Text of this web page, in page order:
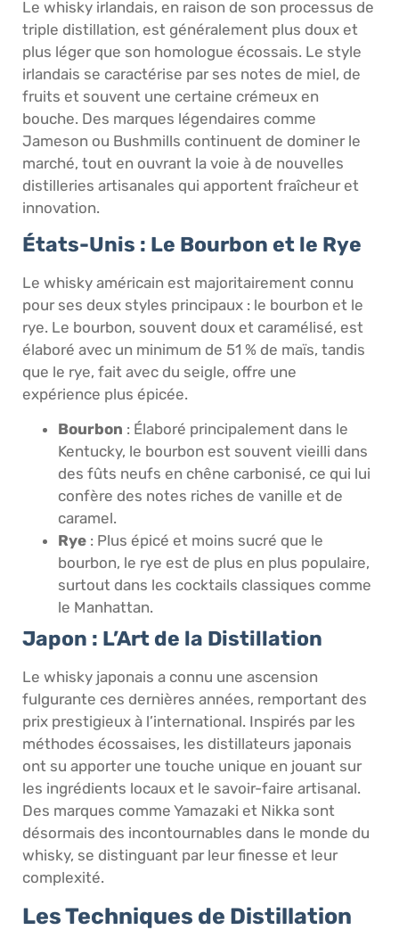
Le whisky irlandais, en raison de son processus de
triple distillation, est généralement plus doux et
plus léger que son homologue écossais. Le style
irlandais se caractérise par ses notes de miel, de
fruits et souvent une certaine crémeux en
bouche. Des marques légendaires comme
Jameson ou Bushmills continuent de dominer le
marché, tout en ouvrant la voie à de nouvelles
distilleries artisanales qui apportent fraîcheur et
innovation.
États-Unis : Le Bourbon et le Rye
Le whisky américain est majoritairement connu
pour ses deux styles principaux : le bourbon et le
rye. Le bourbon, souvent doux et caramélisé, est
élaboré avec un minimum de 51 % de maïs, tandis
que le rye, fait avec du seigle, offre une
expérience plus épicée.
Bourbon : Élaboré principalement dans le
Kentucky, le bourbon est souvent vieilli dans
des fûts neufs en chêne carbonisé, ce qui lui
confère des notes riches de vanille et de
caramel.
Rye : Plus épicé et moins sucré que le
bourbon, le rye est de plus en plus populaire,
surtout dans les cocktails classiques comme
le Manhattan.
Japon : L’Art de la Distillation
Le whisky japonais a connu une ascension
fulgurante ces dernières années, remportant des
prix prestigieux à l’international. Inspirés par les
méthodes écossaises, les distillateurs japonais
ont su apporter une touche unique en jouant sur
les ingrédients locaux et le savoir-faire artisanal.
Des marques comme Yamazaki et Nikka sont
désormais des incontournables dans le monde du
whisky, se distinguant par leur finesse et leur
complexité.
Les Techniques de Distillation